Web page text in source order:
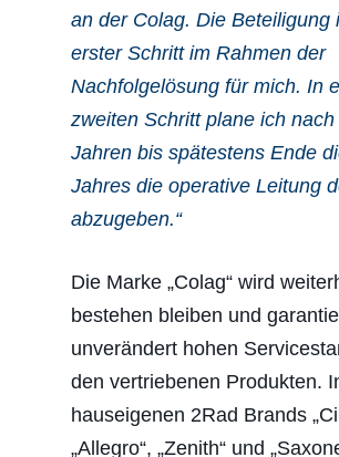
an der Colag. Die Beteiligung
erster Schritt im Rahmen der
Nachfolgelösung für mich. In
zweiten Schritt plane ich
Jahren bis spätestens Ende
Jahres die operative Leitung
abzugeben.“
Die Marke „Colag“ wird
bestehen bleiben und
unverändert hohen
den vertriebenen Produkten.
hauseigenen 2Rad Brands
„Allegro“, „Zenith“ und